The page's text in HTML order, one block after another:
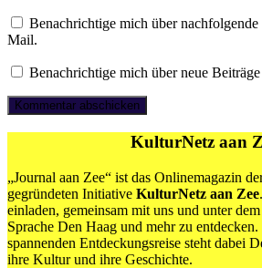
Benachrichtige mich über
Mail.
Benachrichtige mich über neue
KulturNetz aan
„Journal aan Zee“ ist das Onlinemagazin
gegründeten Initiative KulturNetz aan Zee
einladen, gemeinsam mit uns und unter
Sprache Den Haag und mehr zu
spannenden Entdeckungsreise steht dabei
ihre Kultur und ihre Geschichte.